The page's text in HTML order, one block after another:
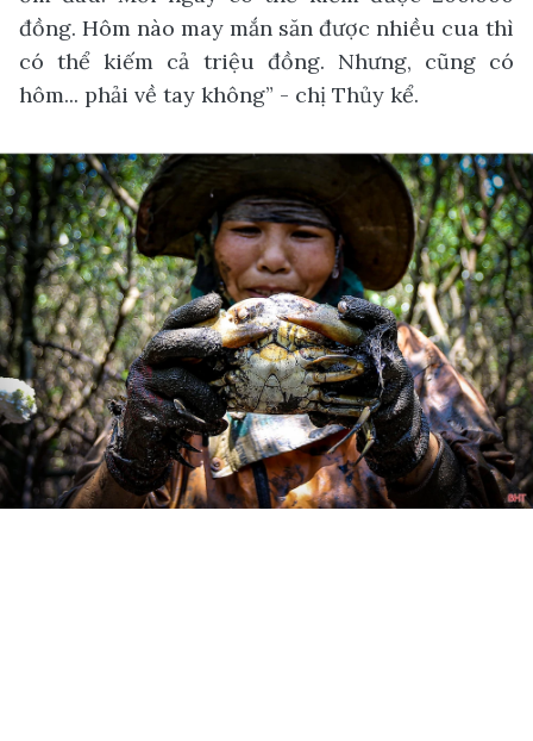
đồng. Hôm nào may mắn săn được nhiều cua thì
có thể kiếm cả triệu đồng. Nhưng, cũng có
hôm... phải về tay không” - chị Thủy kể.